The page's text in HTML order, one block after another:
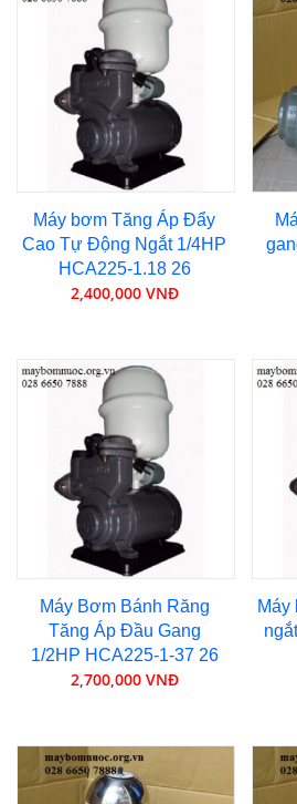
Máy bơm Tăng Áp Đẩy
Cao Tự Động Ngắt 1/4HP
HCA225-1.18 26
2,400,000 VNĐ
Máy Bơm Bánh Răng
Tăng Áp Đầu Gang
1/2HP HCA225-1-37 26
2,700,000 VNĐ
Máy